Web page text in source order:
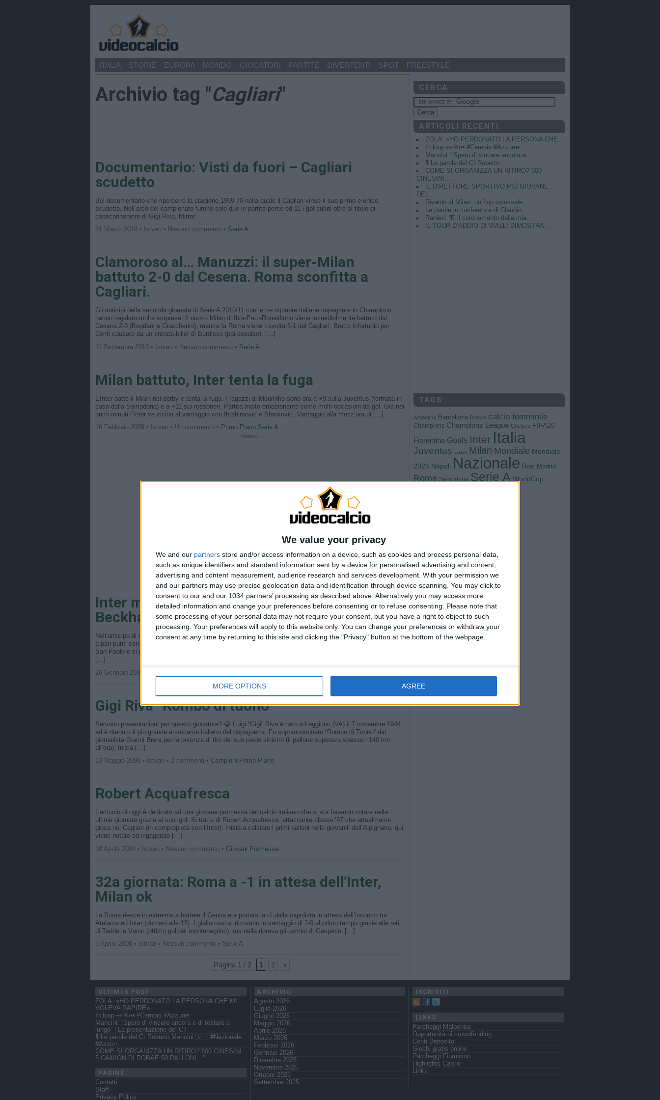
We value your privacy
We and our partners store and/or access information on a device, such as cookies and process personal data,
such as unique identifiers and standard information sent by a device for personalised advertising and content,
advertising and content measurement, audience research and services development. With your permission we
and our partners may use precise geolocation data and identification through device scanning. You may click to
consent to our and our 1034 partners’ processing as described above. Alternatively you may access more
detailed information and change your preferences before consenting or to refuse consenting.
Please note that
some processing of your personal data may not require your consent, but you have a right to object to such
processing. Your preferences will apply to this website only. You can change your preferences or withdraw your
consent at any time by returning to this site and clicking the "Privacy" button at the bottom of the webpage.
MORE OPTIONS AGREE
ITALIA STORIE EUROPA MONDO GIOCATORI PARTITE DIVERTENTI SPOT FREESTYLE
Archivio tag "Cagliari"
Documentario: Visti da fuori – Cagliari
scudetto
Bel documentario che ripercorre la stagione 1969-70 nella quale il Cagliari vinse il suo primo e unico
scudetto. Nell’arco del campionato furono sole due le partite perse ed 11 i gol subiti oltre al titolo di
capocannoniere di Gigi Riva. Mirror:
31 Marzo 2018 • Istvan • Nessun commento • Serie A
Clamoroso al… Manuzzi: il super-Milan
battuto 2-0 dal Cesena. Roma sconfitta a
Cagliari.
Gli anticipi della seconda giornata di Serie A 2010/11 con le tre squadre italiane impegnate in Champions
hanno regalato molte sorprese. Il nuovo Milan di Ibra-Pato-Ronaldinho viene incredibilmente battuto dal
Cesena 2-0 (Bogdani e Giaccherini), mentre la Roma viene travolta 5-1 dal Cagliari. Brutto infortunio per
Conti causato da un entrata-killer di Burdisso (poi espulso). […]
11 Settembre 2010 • Istvan • Nessun commento • Serie A
Milan battuto, Inter tenta la fuga
L’Inter batte il Milan nel derby e tenta la fuga. I ragazzi di Mourinho sono ora a +9 sulla Juventus (fermata in
casa dalla Sampdoria) e a +11 sui rossoneri. Partita molto emozionante come molti occasioni da gol. Già nei
primi minuti l’Inter va vicina al vantaggio con Ibrahimovic e Stankovic. Vantaggio alla mezz’ora di […]
16 Febbraio 2009 • Istvan • Un commento • Primo Piano, Serie A
--- Pubblicità ---
--- Pubblicità ---
Inter mantiene il vantaggio. Primo gol per
Beckham.
Nell’anticipo di sabato la Juventus batte la Fiorentina con un gol di Marchisio portandosi momentaneamente
a pari punti con l’Inter. Numerose proteste viola contro l’arbitraggio per due rigori non visti. La Roma vince al
San Paolo e si porta al 5°. Il primo è stato siglato da Zalayeta ma l’arbitro ha giustamente annullato per fallo
[…]
26 Gennaio 2009 • Istvan • Nessun commento •
Gigi Riva “Rombo di tuono”
Servono presentazioni per questo giocatore? 😀 Luigi “Gigi” Riva è nato a Leggiuno (VA) il 7 novembre 1944
ed è ritenuto il più grande attaccante italiano del dopoguerra. Fu soprannominato “Rombo di Tuono” dal
giornalista Gianni Brera per la potenza di tiro del suo piede sinistro (il pallone superava spesso i 140 km
all’ora). Inizia […]
13 Maggio 2008 • Istvan • 2 commenti • Campioni, Primo Piano
Robert Acquafresca
L’articolo di oggi è dedicato ad una giovane promessa del calcio italiano che si sta facendo notare nelle
ultime giornate grazie ai suoi gol. Si tratta di Robert Acquafresca, attaccante classe ’87 che attualmente
gioca nel Cagliari (in compropietà con l’Inter). Inizia a calciare i primi palloni nelle giovanili dell’Alpignano, qui
viene notato ed ingaggiato […]
18 Aprile 2008 • Istvan • Nessun commento • Giovani Promesse
32a giornata: Roma a -1 in attesa dell’Inter,
Milan ok
La Roma riesce in extremis a battere il Genoa e a portarsi a -1 dalla capolista in attesa dell’incontro tra
Atalanta ed Inter (domani alle 15). I giallorossi si ritrovano in vantaggio di 2-0 al primo tempo grazie alle reti
di Taddei e Vunic (ottimo gol del montenegrino), ma nella ripresa gli uomini di Gasperini […]
5 Aprile 2008 • Istvan • Nessun commento • Serie A
Pagina 1 / 2 1 2 »
CERCA
ARTICOLI RECENTI
ZOLA: «HO PERDONATO LA PERSONA CHE...
In loop 👀🎯⏮️ #Cernoia #Azzurre
Mancini: “Spero di vincere ancora e...
🎙️ Le parole del Ct Roberto...
COME SI ORGANIZZA UN RITIRO?”600
CINESINI,...
IL DIRETTORE SPORTIVO PIÙ GIOVANE
DEL...
Rivaldo al Milan: un flop colossale
Le parole in conferenza di Claudio...
Ranieri: “È il coronamento della mia...
IL TOUR D’ADDIO DI VIALLI DIMOSTRA...
TAGS
Argentina Barcellona Brasile calcio femminile
Champions Champions League Chelsea FIFA26
Fiorentina Goals Inter Italia
Juventus Lazio Milan Mondiale Mondiale
2026 Napoli Nazionale Real Madrid
Roma Sampdoria Serie A WorldCup
ULTIMI 5 POST
ZOLA: «HO PERDONATO LA PERSONA CHE MI
VOLEVA RAPIRE»
In loop 👀🎯⏮️ #Cernoia #Azzurre
Mancini: “Spero di vincere ancora e di restare a
lungo” | La presentazione del CT
🎙️ Le parole del Ct Roberto Mancini 🇮🇹 #Nazionale
#Azzurri
COME SI ORGANIZZA UN RITIRO?”600 CINESINI,
5 CAMION DI ROBAE 50 PALLONI…”
PAGINE
Contatti
Staff
Privacy Policy
ARCHIVIO
Agosto 2026
Luglio 2026
Giugno 2026
Maggio 2026
Aprile 2026
Marzo 2026
Febbraio 2026
Gennaio 2026
Dicembre 2025
Novembre 2025
Ottobre 2025
Settembre 2025
ISCRIVITI
LINKS
Parcheggi Malpensa
Opportunità di crowdfunding
Conti Deposito
Giochi gratis online
Parcheggi Fiumicino
Highlights Calcio
Links